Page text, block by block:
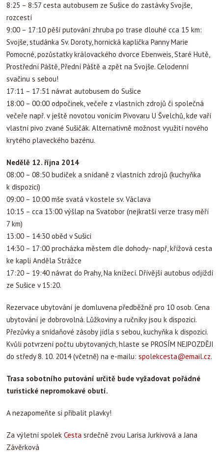
8:25 – 8:57 cesta autobusem ze Sušice do zastávky Svojše,
rozcestí
9:00 – 17:10 pěší putování zhruba po trase dlouhé cca 15 km:
Svojše, studánka Sv. Doroty, hornická kaplička Panny Marie
Pomocné, pozůstatky královackého dvorce Ebenweis, Staré Hutě,
Prostřední Páště, Přední Páště a zpět na Svojše. Celodenní
svačinu s sebou!
17:11 – 17:51 návrat autobusem do Sušice
18:00 – 00:00 odpočinek, večeře z vlastních zdrojů či společná
večeře např. v ještě novotou vonícím Pivovaru U Švelchů, kde vaří
vlastní pivo zvané Sušičák. Alternativně možnost využití nového
krytého plaveckého bazénu.
Nedělě 12. října 2014
08:00 – 08:50 budíček a snídaně z vlastních zdrojů (kuchyňka
k dispozici)
09:00 – 10:00 mše svatá v kostele sv. Václava
10:15 – cca 13:00 výšlap na Svatobor (nejkratší verze trasy měří
7 km)
13:00 – 14:30 oběd v Sušici
14:30 – 17:00 procházka městem dle dohody- např, křížová cesta
ke kapli Anděla Strážce
17:20 – 19:40 návrat do Prahy, Na knížecí. Dřívější autobus odjíždí
ze Sušice v 15:20.
Rezervace ubytování je domluvena předběžně pro 10 osob. Cena
ubytování je dobrovolná. Lůžkoviny a ručníky jsou k dispozici.
Přezůvky a snídaňové zásoby jídla s sebou, kuchyňka k dispozici.
Kvůli potvrzení počtu ubytovaných, hlaste se PROSÍM NEJPOZDĚJI
do středy 8. 10. 2014 (včetně) na e-mailu: spolekcesta@email.cz.
Trasa sobotního putování určitě bude vyžadovat pořádné
turistické nepromokavé obutí.
A nezapomeňte si přibalit plavky!
Za výletní spolek Cesta srdečně zvou Larisa Jurkivová a Jana
Závěrková